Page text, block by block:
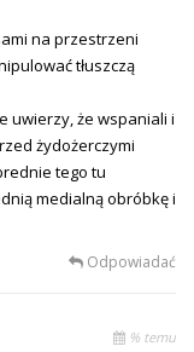
na przestrzeni
tłuszczą
uwierzy, że wspaniali i
żydożerczymi
tego tu
medialną obróbkę i
Odpowiadać
% temu